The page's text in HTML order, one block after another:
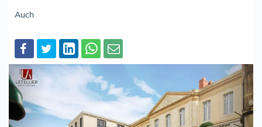
Auch
Partager